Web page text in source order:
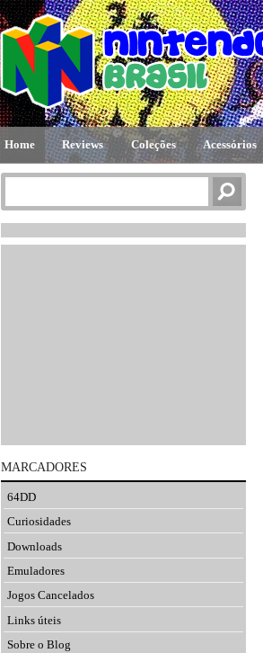
Home Reviews Coleções Acessórios
MARCADORES
64DD
Curiosidades
Downloads
Emuladores
Jogos Cancelados
Links úteis
Sobre o Blog